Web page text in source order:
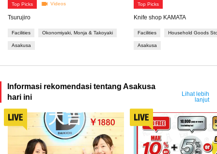
Top Picks Videos
Tsurujiro
Facilities Okonomiyaki, Monja & Takoyaki
Asakusa
Top Picks
Knife shop KAMATA
Facilities Household Goods
Asakusa
Informasi rekomendasi tentang Asakusa
hari ini
Lihat lebih
lanjut